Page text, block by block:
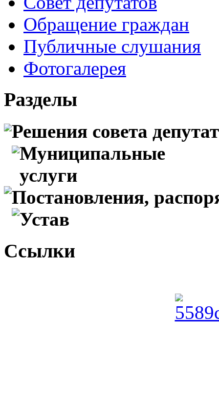
Обращение граждан
Публичные слушания
Фотогалерея
Разделы
Решения совета
Муниципальные
услуги
Постановления,
Устав
Ссылки